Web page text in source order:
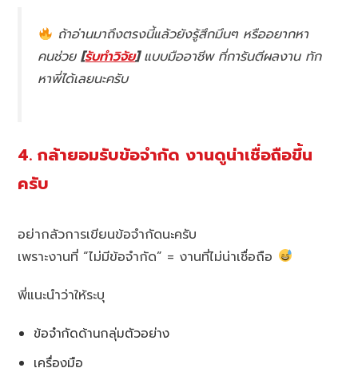
ถ้าอ่านมาถึงตรงนี้แล้วยังรู้สึกมึนๆ หรืออยากหา
คนช่วย[รับทำวิจัย]แบบมืออาชีพ ที่การันตีผลงาน ทัก
หาพี่ได้เลยนะครับ
4. กล้ายอมรับข้อจำกัด งานดูน่าเชื่อถือขึ้น
ครับ
อย่ากลัวการเขียนข้อจำกัดนะครับ
เพราะงานที่ “ไม่มีข้อจำกัด” = งานที่ไม่น่าเชื่อถือ
พี่แนะนำว่าให้ระบุ
ข้อจำกัดด้านกลุ่มตัวอย่าง
เครื่องมือ